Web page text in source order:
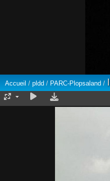
Accueil / pldd / PARC-Plopsaland /